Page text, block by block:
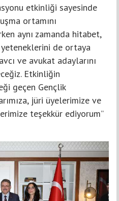
etkinliği sayesinde
ortamını
aynı zamanda hitabet,
de ortaya
ve avukat adaylarını
Etkinliğin
geçen Gençlik
jüri üyelerimize ve
teşekkür ediyorum”